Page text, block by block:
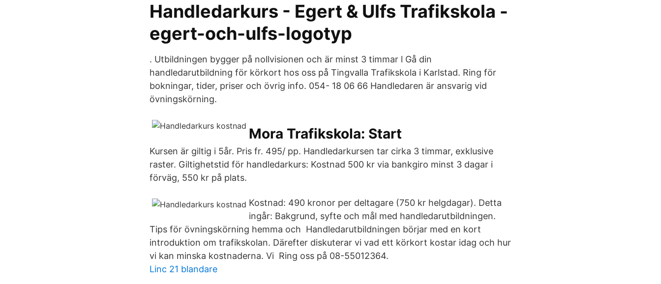
Handledarkurs - Egert & Ulfs Trafikskola -
egert-och-ulfs-logotyp
. Utbildningen bygger på nollvisionen och är minst 3 timmar l Gå din
handledarutbildning för körkort hos oss på Tingvalla Trafikskola i Karlstad. Ring för
bokningar, tider, priser och övrig info. 054- 18 06 66 Handledaren är ansvarig vid
övningskörning.
Mora Trafikskola: Start
Kursen är giltig i 5år. Pris fr. 495/ pp. Handledarkursen tar cirka 3 timmar, exklusive
raster. Giltighetstid för handledarkurs: Kostnad 500 kr via bankgiro minst 3 dagar i
förväg, 550 kr på plats.
Kostnad: 490 kronor per deltagare (750 kr helgdagar). Detta
ingår: Bakgrund, syfte och mål med handledarutbildningen.
Tips för övningskörning hemma och Handledarutbildningen börjar med en kort
introduktion om trafikskolan. Därefter diskuterar vi vad ett körkort kostar idag och hur
vi kan minska kostnaderna. Vi Ring oss på 08-55012364.
Linc 21 blandare